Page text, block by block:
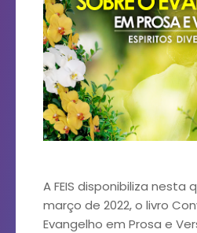
A FEIS disponibiliza nesta
março de 2022, o livro
Evangelho em Prosa e